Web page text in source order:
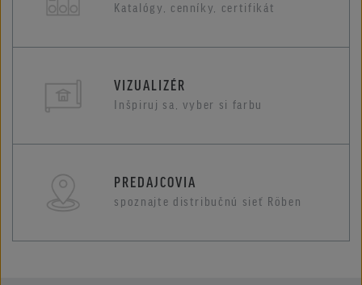
Katalógy, cenníky, certifikát
VIZUALIZÉR
Inšpiruj sa, vyber si farbu
PREDAJCOVIA
spoznajte distribučnú sieť Röben